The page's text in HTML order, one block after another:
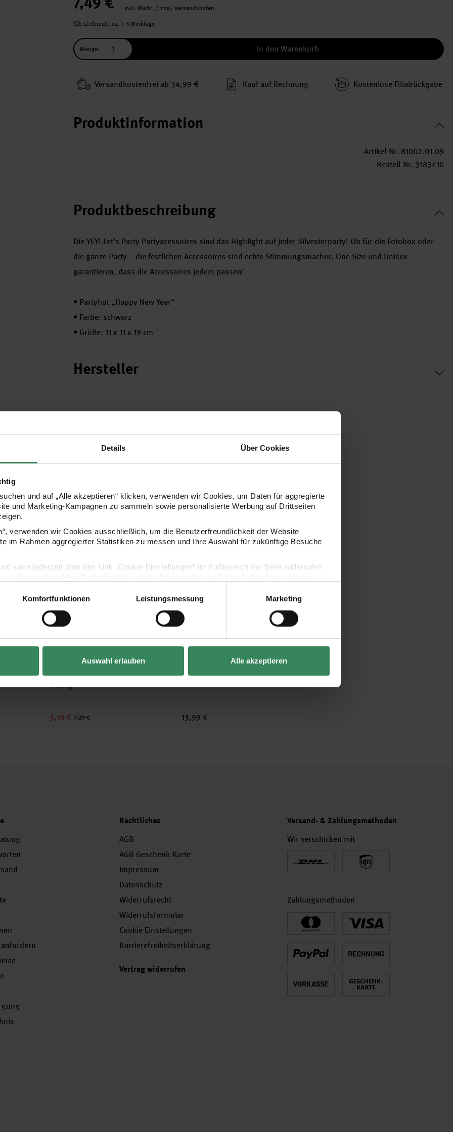
Details Über Cookies
und auf „Alle akzeptieren“ klicken, verwenden wir Cookies, um Daten für aggregierte
und Marketing-Kampagnen zu sammeln sowie personalisierte Werbung auf Drittseiten
verwenden wir Cookies ausschließlich, um die Benutzerfreundlichkeit der Website
im Rahmen aggregierter Statistiken zu messen und Ihre Auswahl für zukünftige Besuche
kann jederzeit über den Link „Cookie-Einstellungen“ im Fußbereich der Seite widerrufen
Vertrag widerrufen
Komfortfunktionen Leistungsmessung Marketing
Auswahl erlauben Alle akzeptieren
inkl. MwSt. / zzgl. Versandkosten
Lieferzeit: ca. 1-3 Werktage
Menge: In den Warenkorb
Versand­kosten­frei ab 34,99 € Kauf auf Rechnung Kosten­lose Filial­rückgabe
Produktinformation
Artikel-Nr. 81002.01.09
Bestell-Nr. 3183410
Produktbeschreibung
Die YEY! Let’s Party Partyacessoires sind das Highlight auf jeder Silvesterparty! Ob für die Fotobox oder
die ganze Party – die festlichen Accessoires sind echte Stimmungsmacher. One Size und Unisex
garantieren, dass die Accessoires jedem passen!
• Partyhut „Happy New Year“
• Farbe: schwarz
• Größe: 11 x 11 x 19 cm
Hersteller
Kaufempfehlung
6 Stück Haarreif und Fliege Happy New Year Sterne bunt
Hersteller:
Sterne bunt
2-teilig
5,10 € 7,29 €
Paper Poetry Partyhüte Happy New Year silber/gold 15x24cm 6 Stück
Paper Poetry Partyhüte Happy New Year
silber/gold 15x24cm 6 Stück
13,99 €
Rechtliches
AGB
AGB Geschenk-Karte
Impressum
Datenschutz
Widerrufsrecht
Widerrufsformular
Cookie Einstellungen
Barrierefreiheitserklärung
Vertrag widerrufen
Versand- & Zahlungsmethoden
Wir verschicken mit
Zahlungsmethoden